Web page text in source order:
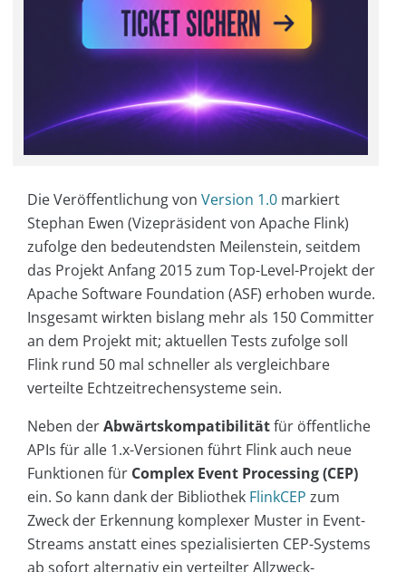
Die Veröffentlichung von Version 1.0 markiert
Stephan Ewen (Vizepräsident von Apache Flink)
zufolge den bedeutendsten Meilenstein, seitdem
das Projekt Anfang 2015 zum Top-Level-Projekt der
Apache Software Foundation (ASF) erhoben wurde.
Insgesamt wirkten bislang mehr als 150 Committer
an dem Projekt mit; aktuellen Tests zufolge soll
Flink rund 50 mal schneller als vergleichbare
verteilte Echtzeitrechensysteme sein.
Neben derAbwärtskompatibilitätfür öffentliche
APIs für alle 1.x-Versionen führt Flink auch neue
Funktionen für Complex Event Processing (CEP)
ein. So kann dank der Bibliothek FlinkCEP zum
Zweck der Erkennung komplexer Muster in Event-
Streams anstatt eines spezialisierten CEP-Systems
ab sofort alternativ ein verteilter Allzweck-